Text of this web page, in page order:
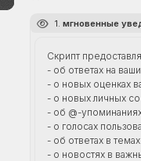
1. мгновенные
Скрипт
- об ответах на
- о новых оценках
- о новых личных
- об @-
- о голосах
- об ответах в
- о новостях в